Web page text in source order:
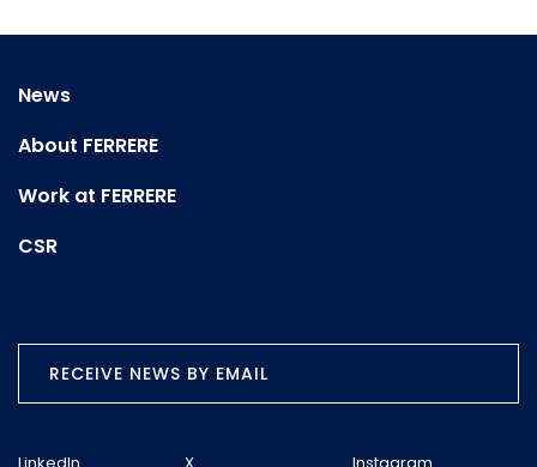
News
About FERRERE
Work at FERRERE
CSR
RECEIVE NEWS BY EMAIL